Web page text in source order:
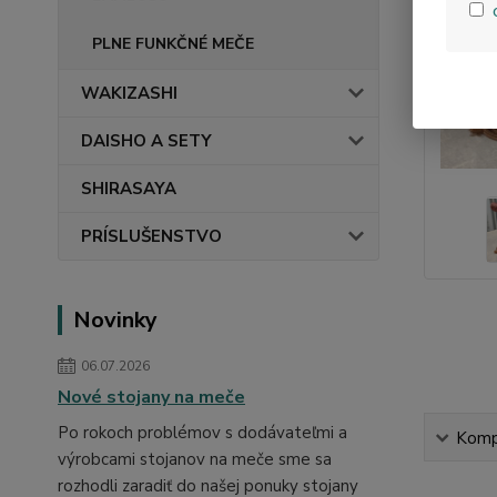
PLNE FUNKČNÉ MEČE
WAKIZASHI
DAISHO A SETY
SHIRASAYA
PRÍSLUŠENSTVO
Novinky
06.07.2026
Nové stojany na meče
Po rokoch problémov s dodávateľmi a
výrobcami stojanov na meče sme sa
rozhodli zaradiť do našej ponuky stojany